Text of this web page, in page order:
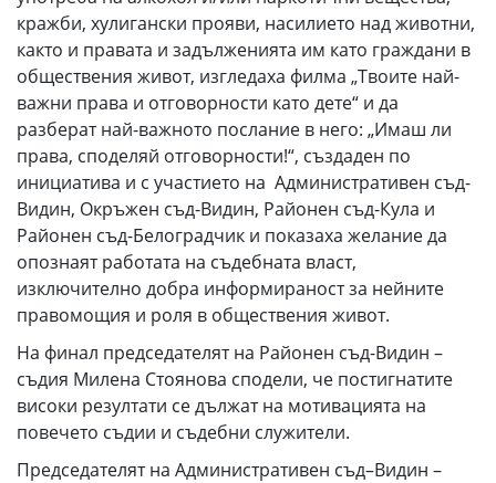
кражби, хулигански прояви, насилието над животни,
както и правата и задълженията им като граждани в
обществения живот, изгледаха филма „Твоите най-
важни права и отговорности като дете“ и да
разберат най-важното послание в него: „Имаш ли
права, споделяй отговорности!“, създаден по
инициатива и с участието на Административен съд-
Видин, Окръжен съд-Видин, Районен съд-Кула и
Районен съд-Белоградчик и показаха желание да
опознаят работата на съдебната власт,
изключително добра информираност за нейните
правомощия и роля в обществения живот.
На финал председателят на Районен съд-Видин –
съдия Милена Стоянова сподели, че постигнатите
високи резултати се дължат на мотивацията на
повечето съдии и съдебни служители.
Председателят на Административен съд–Видин –